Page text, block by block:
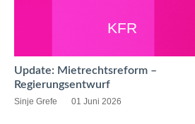
KFR
Update: Mietrechtsreform –
Regierungsentwurf
Sinje Grefe 01 Juni 2026